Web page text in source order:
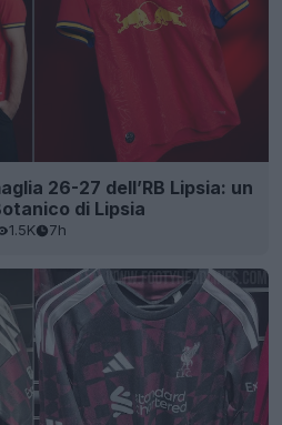
26-27 dell’RB Lipsia: un
di Lipsia
1.5K 7h